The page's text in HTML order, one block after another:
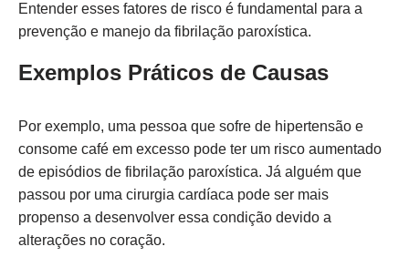
Entender esses fatores de risco é fundamental para a
prevenção e manejo da fibrilação paroxística.
Exemplos Práticos de Causas
Por exemplo, uma pessoa que sofre de hipertensão e
consome café em excesso pode ter um risco aumentado
de episódios de fibrilação paroxística. Já alguém que
passou por uma cirurgia cardíaca pode ser mais
propenso a desenvolver essa condição devido a
alterações no coração.